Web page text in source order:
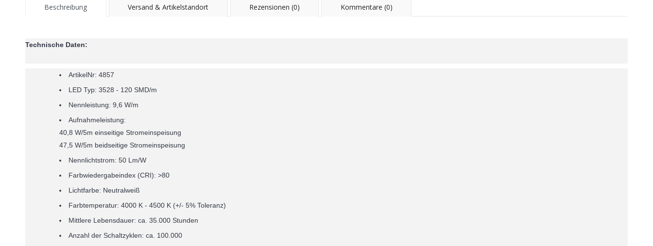
Beschreibung Versand & Artikelstandort Rezensionen (0) Kommentare (0)
Technische Daten:
ArtikelNr: 4857
LED Typ: 3528 - 120 SMD/m
Nennleistung: 9,6 W/m
Aufnahmeleistung:
40,8 W/5m einseitige Stromeinspeisung
47,5 W/5m beidseitige Stromeinspeisung
Nennlichtstrom: 50 Lm/W
Farbwiedergabeindex (CRI): >80
Lichtfarbe: Neutralweiß
Farbtemperatur: 4000 K - 4500 K (+/- 5% Toleranz)
Mittlere Lebensdauer: ca. 35.000 Stunden
Anzahl der Schaltzyklen: ca. 100.000